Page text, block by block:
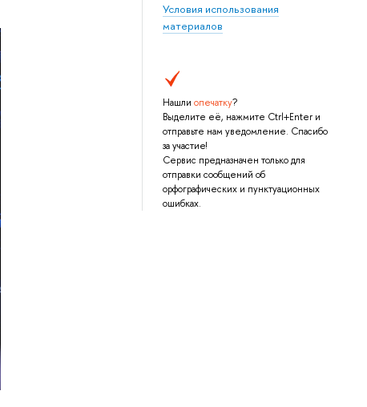
Условия использования
материалов
Нашли опечатку?
Выделите её, нажмите Ctrl+Enter и
отправьте нам уведомление. Спасибо
за участие!
Сервис предназначен только для
отправки сообщений об
орфографических и пунктуационных
ошибках.